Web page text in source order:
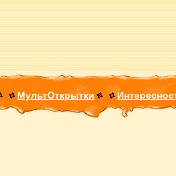
МультОткрытки